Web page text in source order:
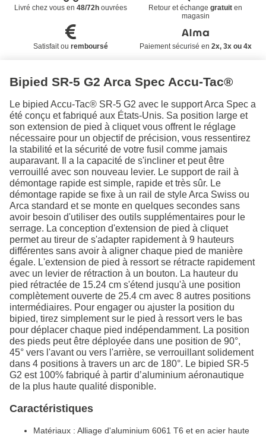
Livré chez vous en 48/72houvrées Retour et échangegratuit en
magasin
Satisfait ou remboursé Paiement sécurisé en 2x, 3x ou 4x
Bipied SR-5 G2 Arca Spec Accu-Tac®
Le bipied Accu-Tac® SR-5 G2 avec le support Arca Spec a
été conçu et fabriqué aux États-Unis. Sa position large et
son extension de pied à cliquet vous offrent le réglage
nécessaire pour un objectif de précision, vous ressentirez
la stabilité et la sécurité de votre fusil comme jamais
auparavant. Il a la capacité de s'incliner et peut être
verrouillé avec son nouveau levier. Le support de rail à
démontage rapide est simple, rapide et très sûr. Le
démontage rapide se fixe à un rail de style Arca Swiss ou
Arca standard et se monte en quelques secondes sans
avoir besoin d'utiliser des outils supplémentaires pour le
serrage. La conception d'extension de pied à cliquet
permet au tireur de s'adapter rapidement à 9 hauteurs
différentes sans avoir à aligner chaque pied de manière
égale. L'extension de pied à ressort se rétracte rapidement
avec un levier de rétraction à un bouton. La hauteur du
pied rétractée de 15.24 cm s'étend jusqu'à une position
complètement ouverte de 25.4 cm avec 8 autres positions
intermédiaires. Pour engager ou ajuster la position du
bipied, tirez simplement sur le pied à ressort vers le bas
pour déplacer chaque pied indépendamment. La position
des pieds peut être déployée dans une position de 90°,
45° vers l'avant ou vers l'arrière, se verrouillant solidement
dans 4 positions à travers un arc de 180°. Le bipied SR-5
G2 est 100% fabriqué à partir d’aluminium aéronautique
de la plus haute qualité disponible.
Caractéristiques
Matériaux : Alliage d'aluminium 6061 T6 et en acier haute